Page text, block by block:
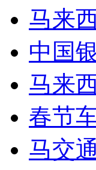
马来
中国
马来
春节
马交